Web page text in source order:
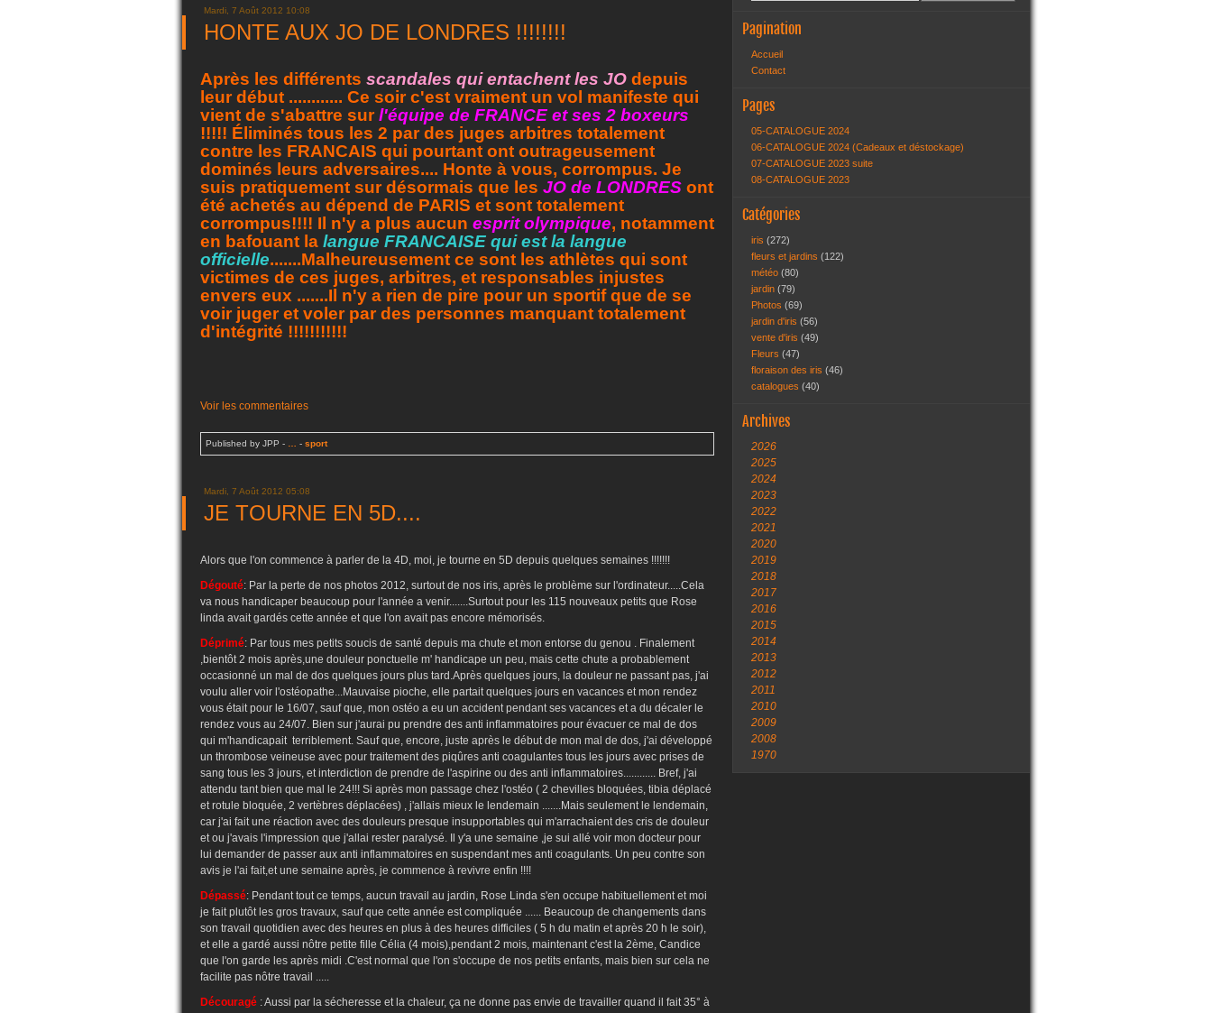
Mardi, 7 Août 2012 10:08
HONTE AUX JO DE LONDRES !!!!!!!!
Après les différents scandales qui entachent les JO depuis
leur début ............ Ce soir c'est vraiment un vol manifeste qui
vient de s'abattre sur l'équipe de FRANCE et ses 2 boxeurs
!!!!! Éliminés tous les 2 par des juges arbitres totalement
contre les FRANCAIS qui pourtant ont outrageusement
dominés leurs adversaires.... Honte à vous, corrompus. Je
suis pratiquement sur désormais que les JO de LONDRES ont
été achetés au dépend de PARIS et sont totalement
corrompus!!!! Il n'y a plus aucun esprit olympique, notamment
en bafouant la langue FRANCAISE qui est la langue
officielle.......Malheureusement ce sont les athlètes qui sont
victimes de ces juges, arbitres, et responsables injustes
envers eux .......Il n'y a rien de pire pour un sportif que de se
voir juger et voler par des personnes manquant totalement
d'intégrité !!!!!!!!!!!
Voir les commentaires
Published by JPP - - sport
Mardi, 7 Août 2012 05:08
JE TOURNE EN 5D....
Alors que l'on commence à parler de la 4D, moi, je tourne en 5D depuis quelques semaines !!!!!!!
Dégouté: Par la perte de nos photos 2012, surtout de nos iris, après le problème sur l'ordinateur.....Cela
va nous handicaper beaucoup pour l'année a venir.......Surtout pour les 115 nouveaux petits que Rose
linda avait gardés cette année et que l'on avait pas encore mémorisés.
Déprimé: Par tous mes petits soucis de santé depuis ma chute et mon entorse du genou . Finalement
,bientôt 2 mois après,une douleur ponctuelle m' handicape un peu, mais cette chute a probablement
occasionné un mal de dos quelques jours plus tard.Après quelques jours, la douleur ne passant pas, j'ai
voulu aller voir l'ostéopathe...Mauvaise pioche, elle partait quelques jours en vacances et mon rendez
vous était pour le 16/07, sauf que, mon ostéo a eu un accident pendant ses vacances et a du décaler le
rendez vous au 24/07. Bien sur j'aurai pu prendre des anti inflammatoires pour évacuer ce mal de dos
qui m'handicapait terriblement. Sauf que, encore, juste après le début de mon mal de dos, j'ai développé
un thrombose veineuse avec pour traitement des piqûres anti coagulantes tous les jours avec prises de
sang tous les 3 jours, et interdiction de prendre de l'aspirine ou des anti inflammatoires............ Bref, j'ai
attendu tant bien que mal le 24!!! Si après mon passage chez l'ostéo ( 2 chevilles bloquées, tibia déplacé
et rotule bloquée, 2 vertèbres déplacées) , j'allais mieux le lendemain .......Mais seulement le lendemain,
car j'ai fait une réaction avec des douleurs presque insupportables qui m'arrachaient des cris de douleur
et ou j'avais l'impression que j'allai rester paralysé. Il y'a une semaine ,je sui allé voir mon docteur pour
lui demander de passer aux anti inflammatoires en suspendant mes anti coagulants. Un peu contre son
avis je l'ai fait,et une semaine après, je commence à revivre enfin !!!!
Dépassé: Pendant tout ce temps, aucun travail au jardin, Rose Linda s'en occupe habituellement et moi
je fait plutôt les gros travaux, sauf que cette année est compliquée ...... Beaucoup de changements dans
son travail quotidien avec des heures en plus à des heures difficiles ( 5 h du matin et après 20 h le soir),
et elle a gardé aussi nôtre petite fille Célia (4 mois),pendant 2 mois, maintenant c'est la 2ème, Candice
que l'on garde les après midi .C'est normal que l'on s'occupe de nos petits enfants, mais bien sur cela ne
facilite pas nôtre travail .....
Découragé : Aussi par la sécheresse et la chaleur, ça ne donne pas envie de travailler quand il fait 35° à
Pagination
Accueil
Contact
Pages
05-CATALOGUE 2024
06-CATALOGUE 2024 (Cadeaux et déstockage)
07-CATALOGUE 2023 suite
08-CATALOGUE 2023
Catégories
iris (272)
fleurs et jardins (122)
météo (80)
jardin (79)
Photos (69)
jardin d'iris (56)
vente d'iris (49)
Fleurs (47)
floraison des iris (46)
catalogues (40)
Archives
2026
2025
2024
2023
2022
2021
2020
2019
2018
2017
2016
2015
2014
2013
2012
2011
2010
2009
2008
1970